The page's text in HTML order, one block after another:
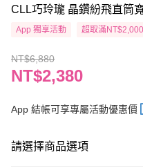
CLL巧玲瓏 晶鑽紛飛直筒
App 獨享活動 超取滿
NT$6,880
NT$2,380
App 結帳可享專屬活動優惠價
請選擇商品選項